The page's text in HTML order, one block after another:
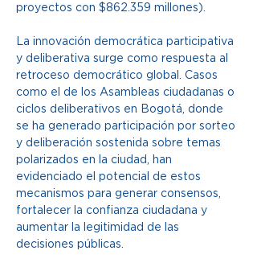
proyectos con $862.359 millones).
La innovación democrática participativa
y deliberativa surge como respuesta al
retroceso democrático global. Casos
como el de los Asambleas ciudadanas o
ciclos deliberativos en Bogotá, donde
se ha generado participación por sorteo
y deliberación sostenida sobre temas
polarizados en la ciudad, han
evidenciado el potencial de estos
mecanismos para generar consensos,
fortalecer la confianza ciudadana y
aumentar la legitimidad de las
decisiones públicas.